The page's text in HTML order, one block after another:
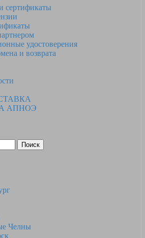
сертификаты
удостоверения
и возврата
АПНОЭ
Поиск
Челны